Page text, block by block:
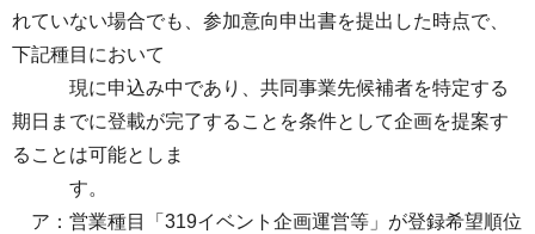
れていない場合でも、参加意向申出書を提出した時点で、
下記種目において
現に申込み中であり、共同事業先候補者を特定する
期日までに登載が完了することを条件として企画を提案す
ることは可能としま
す。
ア：営業種目「319イベント企画運営等」が登録希望順位